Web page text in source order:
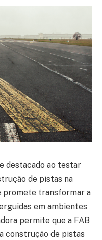
destacado ao testar
de pistas na
promete transformar a
em ambientes
permite que a FAB
construção de pistas